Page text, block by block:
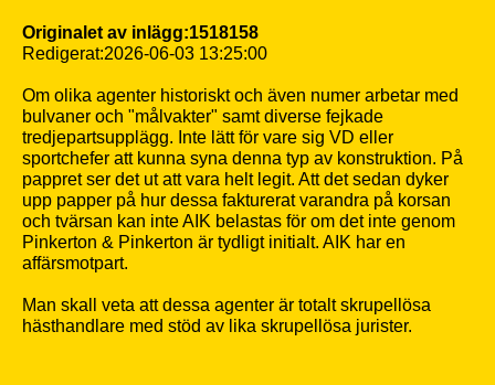
Originalet av inlägg:1518158
Redigerat:2026-06-03 13:25:00
Om olika agenter historiskt och även numer arbetar med
bulvaner och "målvakter" samt diverse fejkade
tredjepartsupplägg. Inte lätt för vare sig VD eller
sportchefer att kunna syna denna typ av konstruktion. På
pappret ser det ut att vara helt legit. Att det sedan dyker
upp papper på hur dessa fakturerat varandra på korsan
och tvärsan kan inte AIK belastas för om det inte genom
Pinkerton & Pinkerton är tydligt initialt. AIK har en
affärsmotpart.
Man skall veta att dessa agenter är totalt skrupellösa
hästhandlare med stöd av lika skrupellösa jurister.